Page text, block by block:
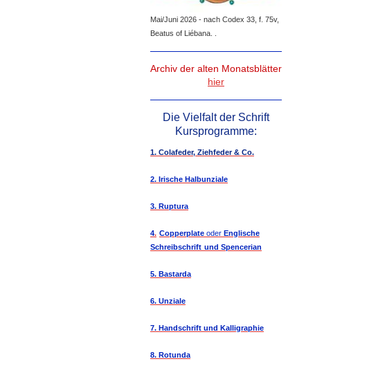
Mai/Juni 2026 - nach Codex 33, f. 75v,
Beatus of Liébana. .
Archiv der alten Monatsblätter
hier
Die Vielfalt der Schrift
Kursprogramme:
1. Colafeder, Ziehfeder & Co.
2. Irische Halbunziale
3. Ruptura
4. Copperplate oder Englische
Schreibschrift und Spencerian
5. Bastarda
6. Unziale
7. Handschrift und Kalligraphie
8. Rotunda